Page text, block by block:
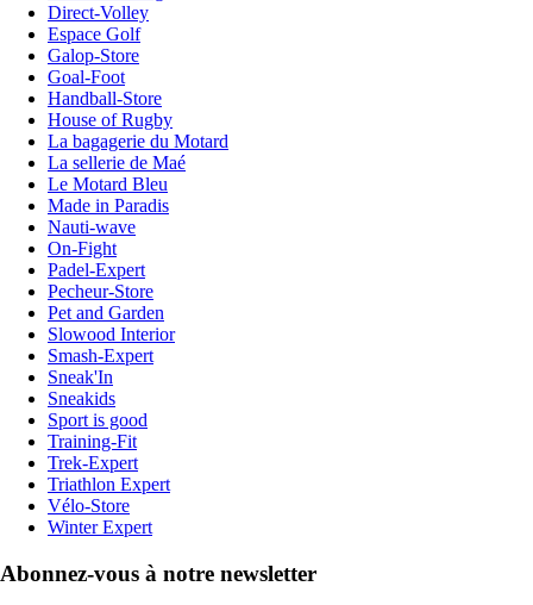
Direct-Volley
Espace Golf
Galop-Store
Goal-Foot
Handball-Store
House of Rugby
La bagagerie du Motard
La sellerie de Maé
Le Motard Bleu
Made in Paradis
Nauti-wave
On-Fight
Padel-Expert
Pecheur-Store
Pet and Garden
Slowood Interior
Smash-Expert
Sneak'In
Sneakids
Sport is good
Training-Fit
Trek-Expert
Triathlon Expert
Vélo-Store
Winter Expert
Abonnez-vous à notre newsletter